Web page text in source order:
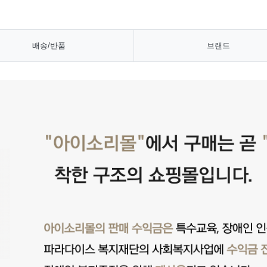
배송/반품 브랜드